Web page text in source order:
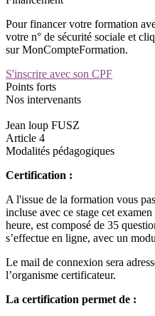
Pour financer votre formation
votre n° de sécurité sociale et
sur MonCompteFormation.
S'inscrire avec son CPF
Points forts
Nos intervenants
Jean loup FUSZ
Article 4
Modalités pédagogiques
Certification :
A l'issue de la formation vous
incluse avec ce stage cet
heure, est composé de 35
s’effectue en ligne, avec un
Le mail de connexion sera
l’organisme certificateur.
La certification permet de :